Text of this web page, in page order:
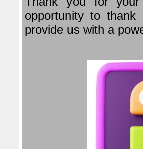
opportunity to
provide us with a